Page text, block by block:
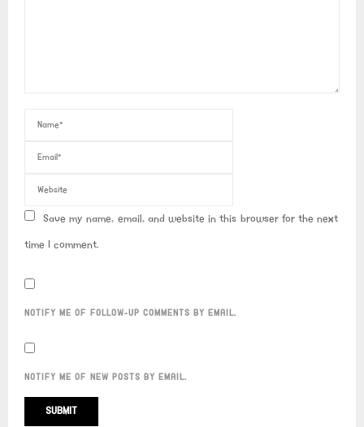
Save my name, email, and website in this browser for the next
time I comment.
NOTIFY ME OF FOLLOW-UP COMMENTS BY EMAIL.
NOTIFY ME OF NEW POSTS BY EMAIL.